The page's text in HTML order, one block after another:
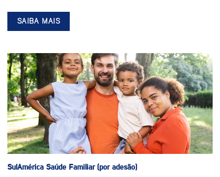
SAIBA MAIS
SulAmérica Saúde Familiar (por adesão)